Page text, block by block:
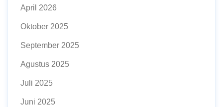
April 2026
Oktober 2025
September 2025
Agustus 2025
Juli 2025
Juni 2025